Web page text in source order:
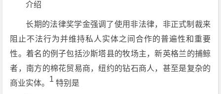
介绍
长期的法律奖学金强调了使用非法律，非正式制裁来
阻止不法行为并维持私人实体之间合作的普遍性和重要
性。着名的例子包括沙斯塔县的牧场主，新英格兰的捕鲸
者，南方的棉花贸易商，纽约的钻石商人，甚至是复杂的
商业实体。 1 特别是